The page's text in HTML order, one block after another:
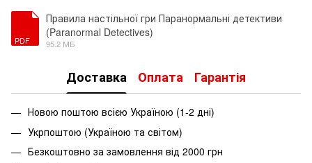
PDF
Правила настільної гри Паранормальні детективи
(Paranormal Detectives)
95.2 МБ
Доставка Оплата Гарантія
Новою поштою всією Україною (1-2 дні)
Укрпоштою (Україною та світом)
Безкоштовно за замовлення від 2000 грн